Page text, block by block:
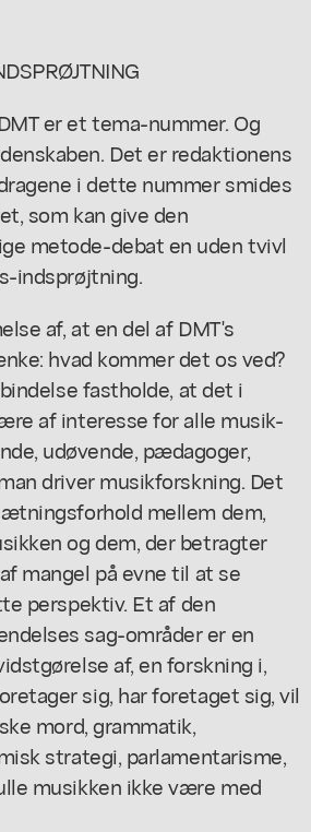
er et tema-nummer. Og
Det er redaktionens
i dette nummer smides
som kan give den
metode-debat en uden tvivl
indsprøjtning.
af, at en del af DMT's
hvad kommer det os ved?
fastholde, at det i
af interesse for alle musik-
udøvende, pædagoger,
driver musikforskning. Det
mellem dem,
og dem, der betragter
mangel på evne til at se
perspektiv. Et af den
sag-områder er en
af, en forskning i,
sig, har foretaget sig, vil
mord, grammatik,
strategi, parlamentarisme,
musikken ikke være med